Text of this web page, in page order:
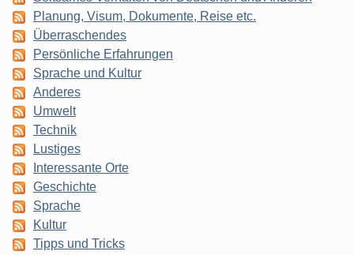
Planung, Visum, Dokumente, Reise etc.
Überraschendes
Persönliche Erfahrungen
Sprache und Kultur
Anderes
Umwelt
Technik
Lustiges
Interessante Orte
Geschichte
Sprache
Kultur
Tipps und Tricks